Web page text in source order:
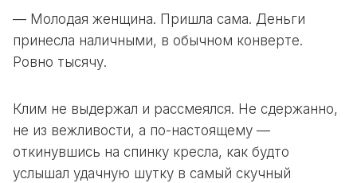
— Молодая женщина. Пришла сама. Деньги
принесла наличными, в обычном конверте.
Ровно тысячу.
Клим не выдержал и рассмеялся. Не сдержанно,
не из вежливости, а по-настоящему —
откинувшись на спинку кресла, как будто
услышал удачную шутку в самый скучный